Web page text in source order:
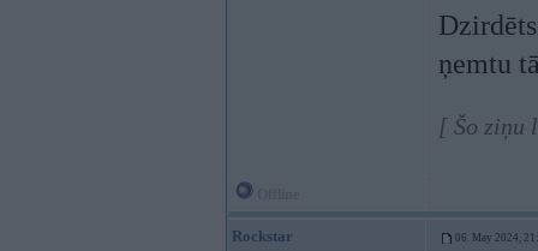
ņemtu
[ Šo ziņu
Rockstar 06. May 2024,